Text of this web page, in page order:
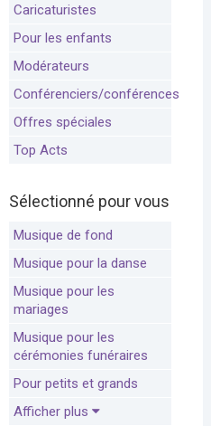
Caricaturistes
Pour les enfants
Modérateurs
Conférenciers/conférences
Offres spéciales
Top Acts
Sélectionné pour vous
Musique de fond
Musique pour la danse
Musique pour les
mariages
Musique pour les
cérémonies funéraires
Pour petits et grands
Afficher plus